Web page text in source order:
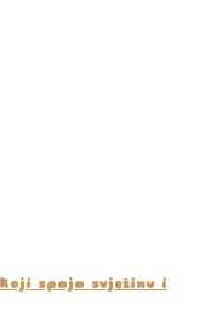
spaja svježinu i